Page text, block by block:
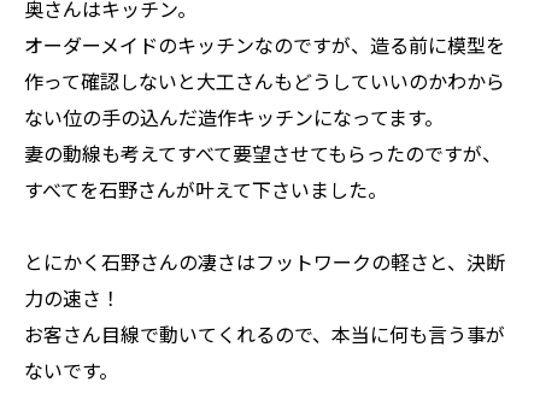
奥さんはキッチン。
オーダーメイドのキッチンなのですが、造る前に模型を
作って確認しないと大工さんもどうしていいのかわから
ない位の手の込んだ造作キッチンになってます。
妻の動線も考えてすべて要望させてもらったのですが、
すべてを石野さんが叶えて下さいました。
とにかく石野さんの凄さはフットワークの軽さと、決断
力の速さ！
お客さん目線で動いてくれるので、本当に何も言う事が
ないです。